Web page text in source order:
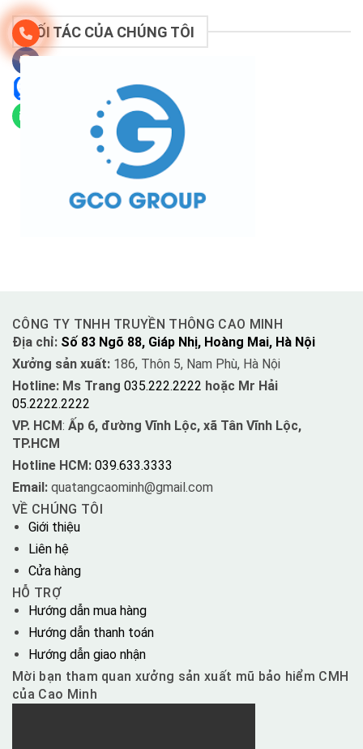
ĐỐI TÁC CỦA CHÚNG TÔI
CÔNG TY TNHH TRUYỀN THÔNG CAO MINH
Địa chỉ: Số 83 Ngõ 88, Giáp Nhị, Hoàng Mai, Hà Nội
Xưởng sản xuất: 186, Thôn 5, Nam Phù, Hà Nội
Hotline: Ms Trang 035.222.2222 hoặc Mr Hải
05.2222.2222
VP. HCM: Ấp 6, đường Vĩnh Lộc, xã Tân Vĩnh Lộc,
TP.HCM
Hotline HCM: 039.633.3333
Email: quatangcaominh@gmail.com
VỀ CHÚNG TÔI
Giới thiệu
Liên hệ
Cửa hàng
HỖ TRỢ
Hướng dẫn mua hàng
Hướng dẫn thanh toán
Hướng dẫn giao nhận
Mời bạn tham quan xưởng sản xuất mũ bảo hiểm CMH
của Cao Minh